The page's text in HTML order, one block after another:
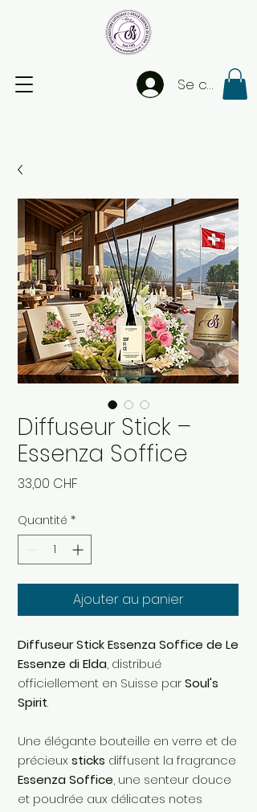
Se
Diffuseur Stick –
Essenza Soffice
33,00 CHF
Quantité *
Ajouter au panier
Diffuseur Stick Essenza Soffice de Le
Essenze di Elda, distribué
officiellement en Suisse parSoul's
Spirit.
Une élégante bouteille en verre et de
précieuxsticks diffusent la fragrance
Essenza Soffice, une senteur douce
et poudrée aux délicates notes